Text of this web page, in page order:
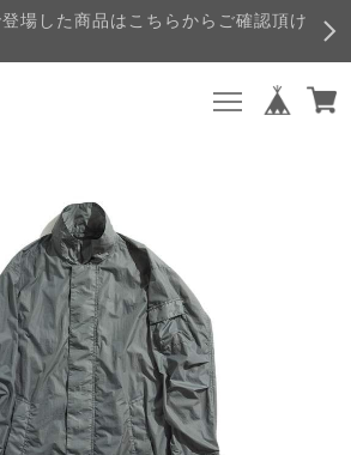
場した商品はこちらからご確認頂け